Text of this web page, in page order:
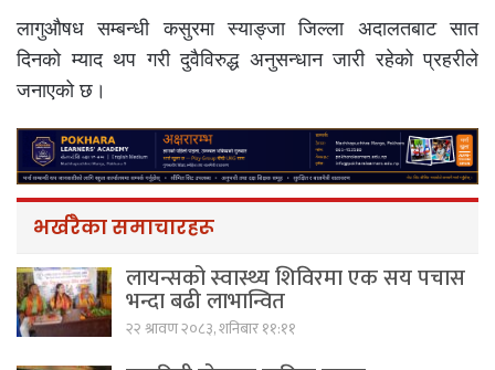
लागुऔषध सम्बन्धी कसुरमा स्याङ्जा जिल्ला अदालतबाट सात
दिनको म्याद थप गरी दुवैविरुद्ध अनुसन्धान जारी रहेको प्रहरीले
जनाएको छ।
भर्खरैका समाचारहरू
लायन्सको स्वास्थ्य शिविरमा एक सय पचास
भन्दा बढी लाभान्वित
२२ श्रावण २०८३, शनिबार ११:११